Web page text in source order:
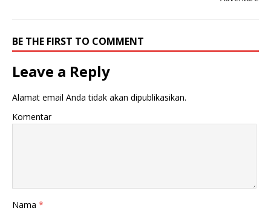
BE THE FIRST TO COMMENT
Leave a Reply
Alamat email Anda tidak akan dipublikasikan.
Komentar
Nama *